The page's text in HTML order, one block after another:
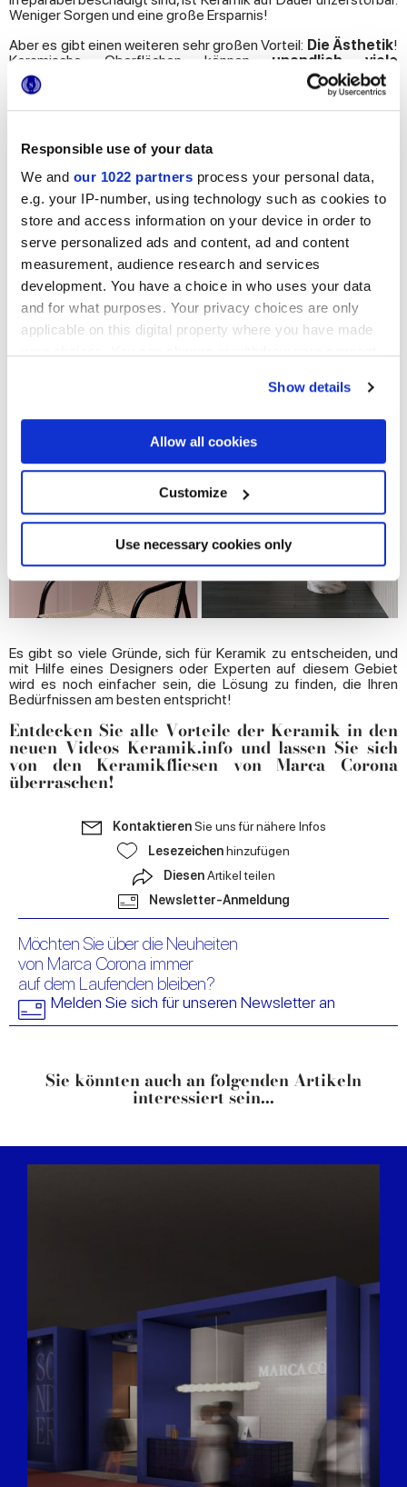
Responsible use of your data
We and our 1022 partners process your personal data,
e.g. your IP-number, using technology such as cookies to
store and access information on your device in order to
serve personalized ads and content, ad and content
measurement, audience research and services
development. You have a choice in who uses your data
and for what purposes. Your privacy choices are only
applicable on this digital property where you have made
If you allow, we would also like to:
Collect information about your geographical
location which can be accurate to within several
Identify your device by actively scanning it for
specific characteristics (fingerprinting)
Find out more about how your personal data is processed
and set your preferences in thedetails section.
We use cookies to personalise content and ads, to
We also share information about your use of our site with
our social media, advertising and analytics partners who
may combine it with other information that you’ve
of their services.
Show details
Allow all cookies
Customize
Use necessary cookies only
Weniger Sorgen und eine große Ersparnis!
Aber es gibt einen weiteren sehr großen Vorteil: Die Ästhetik!
Keramische Oberflächen können unendlich viele
Materialien, Effekte, Farben, Muster und sogar 3D-
Reliefs perfekt reproduzieren
, so dass Sie die
Umgebungen Ihrer Träume gestalten können!Marca Corona,
Designs aufzufangen, bietet zahlreiche Keramikkollektionen,
die sich in Stil und Optik unterscheiden. Sie wurden entworfen,
um auf die verschiedenen Bedürfnisse einzugehen und jeden
Anspruch zu erfüllen.
Keramikfliesen bieten ein Höchstmaß an Vielseitigkeit
in vielen Formaten: Das Angebot von Marca Corona reicht von
kleinformatigen Fliesen aus derProduktionslinie 1741
Zementoptik-Fliesen mit Retro- oder Design-Charakter, bis hin
zu den großen ultradünnen Platten. Das Angebot der Platten im
Großformat umfasst eine unglaubliche Bandbreite an
Oberflächen, von Holz- bis zur Naturstein-Optik,
über kostbare
Marmor-Optik bis zur anspruchsvollenBoiserie mit stofflicher
Inspiration und Oberflächen im ethnischen Stil.
Es gibt so viele Gründe, sich für Keramik zu entscheiden, und
mit Hilfe eines Designers oder Experten auf diesem Gebiet
wird es noch einfacher sein, die Lösung zu finden, die Ihren
Bedürfnissen am besten entspricht!
Entdecken Sie alle Vorteile der Keramik in den
neuen Videos Keramik.infound lassen Sie sich
von denKeramikfliesen von Marca Corona
überraschen!
KontaktierenSie uns für nähere Infos
Lesezeichenhinzufügen
DiesenArtikel teilen
Newsletter-Anmeldung
Möchten Sie über die Neuheiten
von Marca Corona immer
auf dem Laufenden bleiben?
Melden Sie sich für unseren Newsletter an
Sie könnten auch an folgenden Artikeln
interessiert sein...